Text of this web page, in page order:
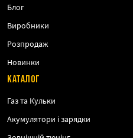
Блог
Виробники
Розпродаж
Новинки
КАТАЛОГ
Газ та Кульки
Акумулятори і зарядки